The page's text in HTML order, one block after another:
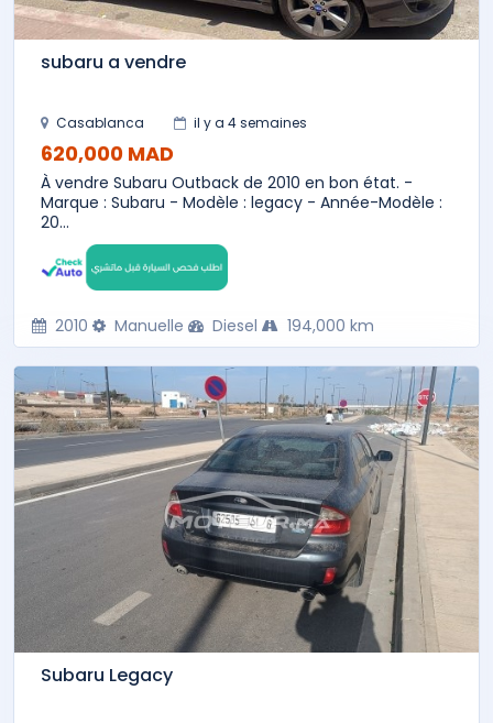
subaru a vendre
Casablanca il y a 4 semaines
620,000 MAD
À vendre Subaru Outback de 2010 en bon état. -
Marque : Subaru - Modèle : legacy - Année-Modèle :
20...
2010 Manuelle Diesel 194,000 km
Subaru Legacy